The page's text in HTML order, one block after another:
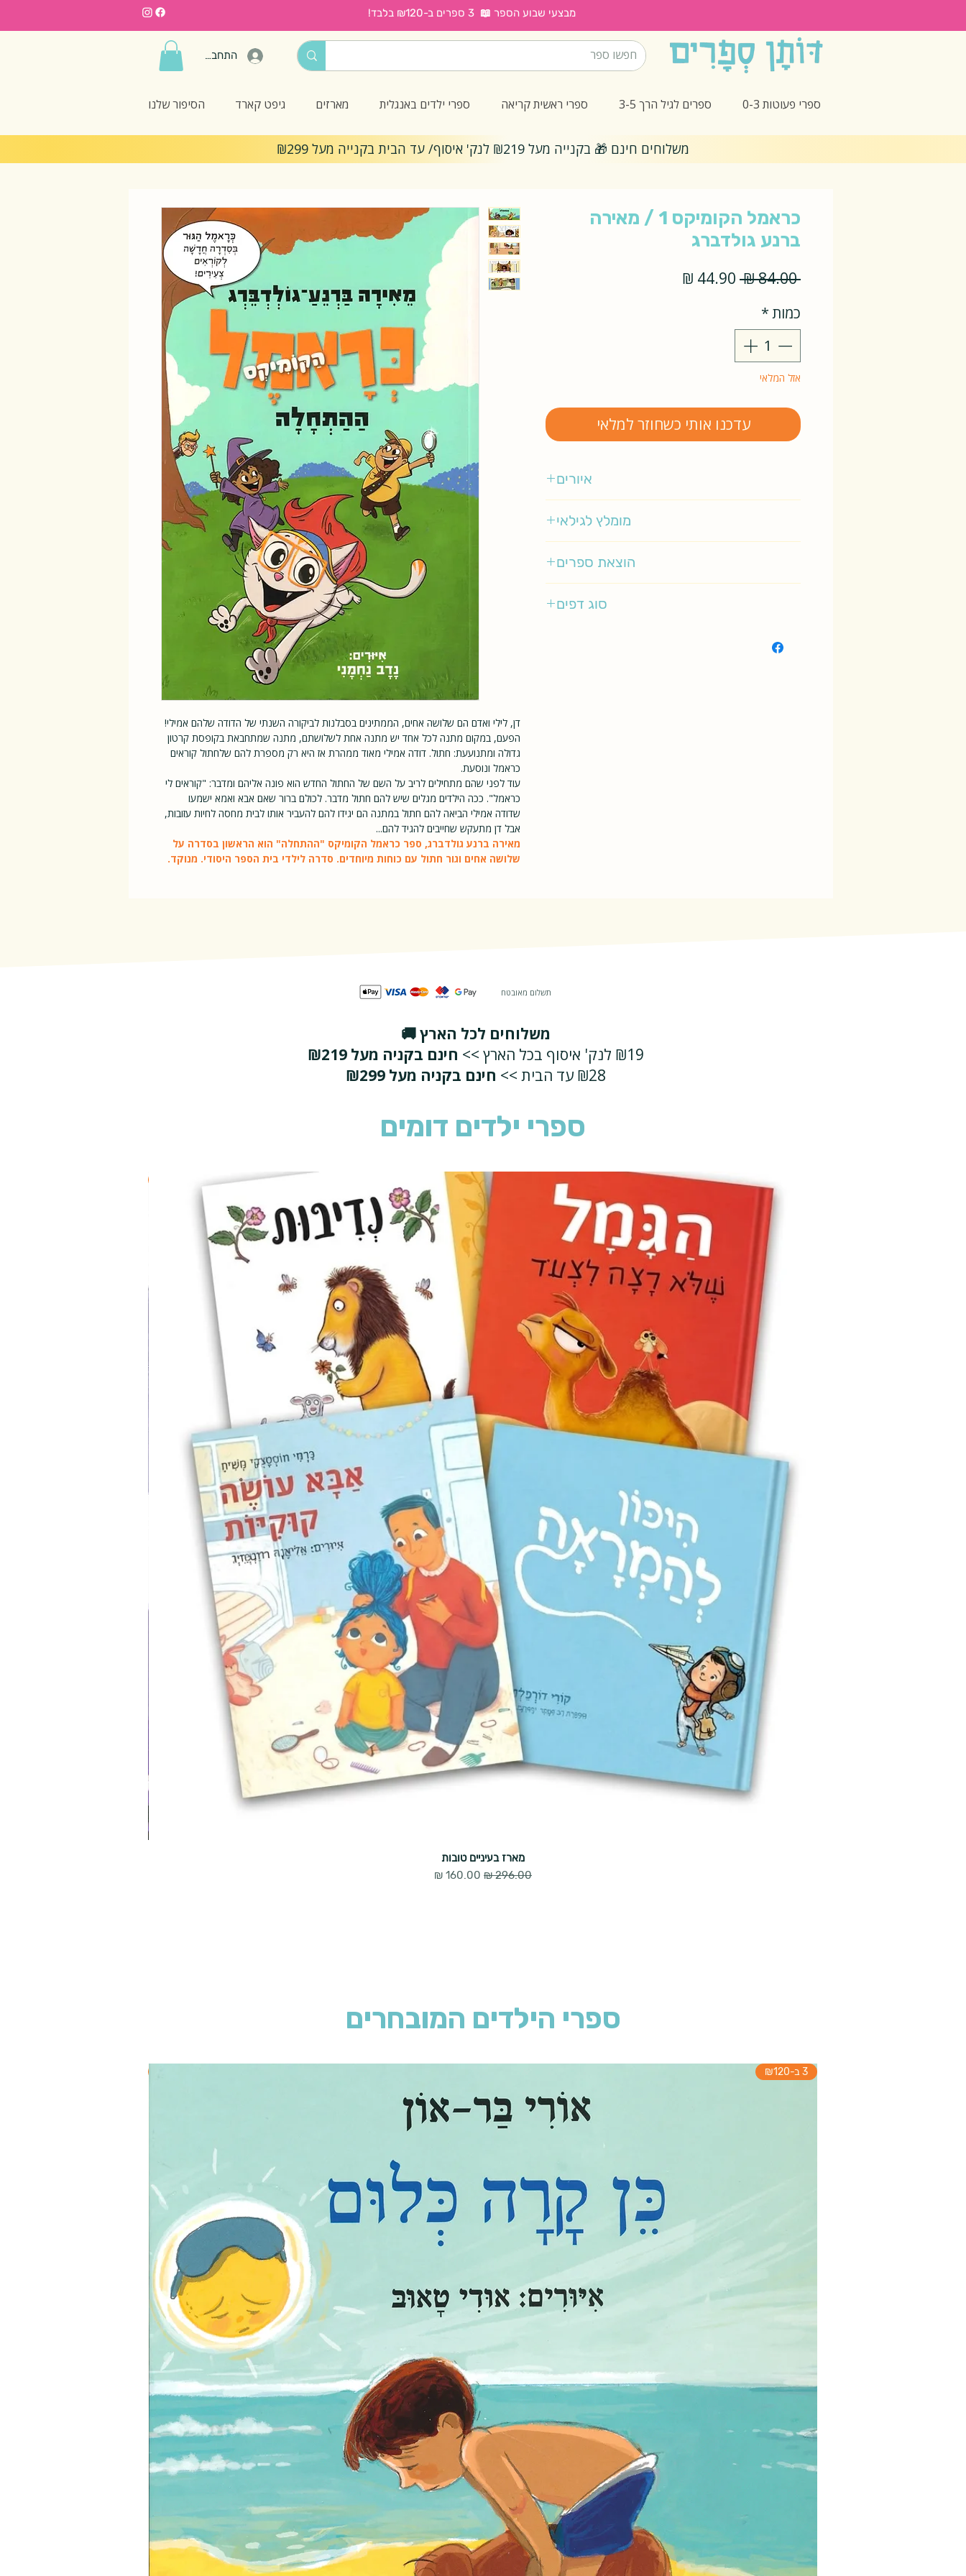
מבצעי שבוע הספר 📖 3 ספרים ב-₪120 בלבד!
התחברות
ספרי פעוטות 0-3 ספרים לגיל הרך 3-5 ספרי ראשית קריאה ספרי ילדים באנגלית מארזים גיפט קארד הסיפור שלנו
משלוחים חינם 🎁 בקנייה מעל ₪219 לנק' איסוף/ עד הבית בקנייה מעל ₪299
דן, לילי ואדם הם שלושה אחים, הממתינים בסבלנות לביקורה השנתי של הדודה שלהם אמילי!
הפעם, במקום מתנה לכל אחד יש מתנה אחת לשלושתם, מתנה שמתחבאת בקופסת קרטון
גדולה ומתנועעת: חתול. דודה אמילי מאוד ממהרת אז היא רק מספרת להם שלחתול קוראים
כראמל ונוסעת.
עוד לפני שהם מתחילים לריב על השם של החתול החדש הוא פונה אליהם ומדבר: "קוראים לי
כראמל". ככה הילדים מגלים שיש להם חתול מדבר. לכולם ברור שאם אבא ואמא ישמעו
שדודה אמילי הביאה להם חתול במתנה הם יגידו להם להעביר אותו לבית מחסה לחיות עזובות,
אבל דן מתעקש שחייבים להגיד להם...
מאירה ברנע גולדברג, ספר כראמל הקומיקס "ההתחלה" הוא הראשון בסדרה על
שלושה אחים וגור חתול עם כוחות מיוחדים. סדרה לילדי בית הספר היסודי. מנוקד.
כראמל הקומיקס 1 / מאירה
ברנע גולדברג
‏84.00 ‏₪
מחיר
כמות*
אזל המלאי
עדכנו אותי כשחוזר למלאי
איורים
מומלץ לגילאי
הוצאת ספרים
סוג דפים
תשלום מאובטח
משלוחים לכל הארץ 🚚
₪19 לנק' איסוף בכל הארץ >>
חינם בקניה מעל ₪219
₪28 עד הבית >>
חינם בקניה מעל ₪299
ספרי ילדים דומים
מארז בעיניים טובות
מחיר רגיל
מחיר מבצע
ספרי הילדים המובחרים
3 ב-₪120